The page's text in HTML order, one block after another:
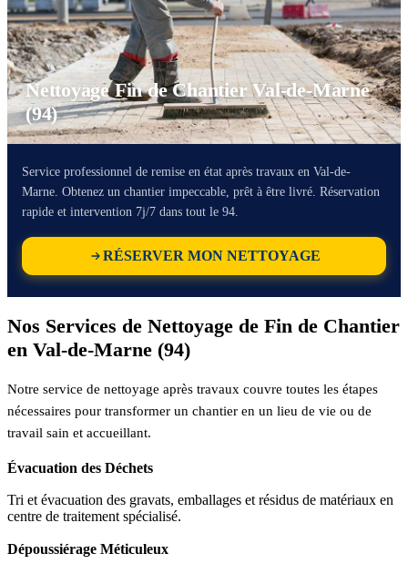
Nettoyage Fin de Chantier Val-de-Marne
(94)
Service professionnel de remise en état après travaux en Val-de-
Marne. Obtenez un chantier impeccable, prêt à être livré. Réservation
rapide et intervention 7j/7 dans tout le 94.
RÉSERVER MON NETTOYAGE
Nos Services de Nettoyage de Fin de Chantier
en Val-de-Marne (94)
Notre service de nettoyage après travaux couvre toutes les étapes
nécessaires pour transformer un chantier en un lieu de vie ou de
travail sain et accueillant.
Évacuation des Déchets
Tri et évacuation des gravats, emballages et résidus de matériaux en
centre de traitement spécialisé.
Dépoussiérage Méticuleux